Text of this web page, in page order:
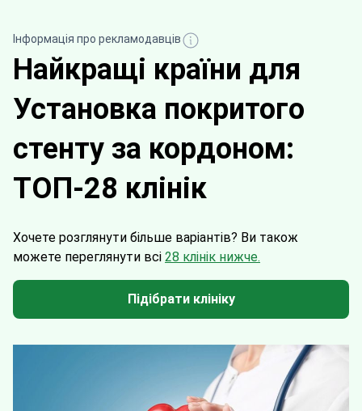
Інформація про рекламодавців
Найкращі країни для
Установка покритого
стенту за кордоном:
ТОП-28 клінік
Хочете розглянути більше варіантів? Ви також
можете переглянути всі 28 клінік нижче.
Підібрати клініку